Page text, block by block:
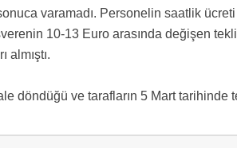
varamadı. Personelin saatlik
10-13 Euro arasında değişen
almıştı.
döndüğü ve tarafların 5 Mart